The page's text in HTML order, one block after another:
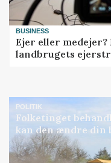
BUSINESS
Ejer eller
landbrugets
POLITIK
Folketinget
kan den ændre din